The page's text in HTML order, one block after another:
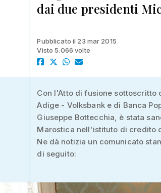
dai due presidenti
Pubblicato il 23 mar 2015
Visto 5.066 volte
Con l'Atto di fusione sottoscritto
Adige - Volksbank e di Banca
Giuseppe Bottecchia, è stata
Marostica nell'istituto di credito
Ne dà notizia un comunicato
di seguito: